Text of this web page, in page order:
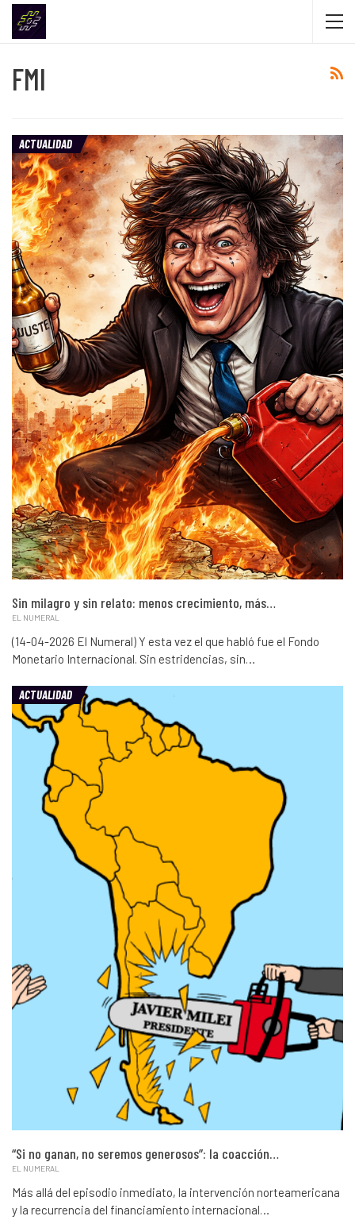
FMI
ACTUALIDAD
Sin milagro y sin relato: menos crecimiento, más…
EL NUMERAL
(14-04-2026 El Numeral) Y esta vez el que habló fue el Fondo
Monetario Internacional. Sin estridencias, sin…
ACTUALIDAD
“Si no ganan, no seremos generosos”: la coacción…
EL NUMERAL
Más allá del episodio inmediato, la intervención norteamericana
y la recurrencia del financiamiento internacional…